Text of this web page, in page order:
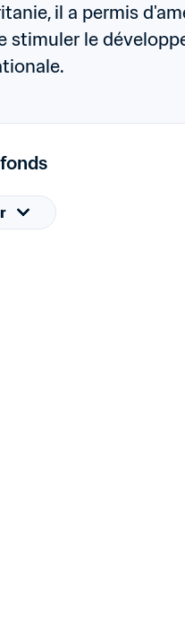
il a permis
stimuler le